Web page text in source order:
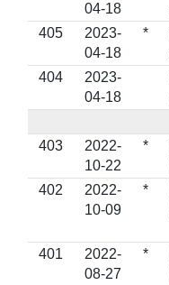
04-18
405
2023-
04-18
*
404
2023-
04-18
403
2022-
10-22
*
402
2022-
10-09
*
401
2022-
08-27
*